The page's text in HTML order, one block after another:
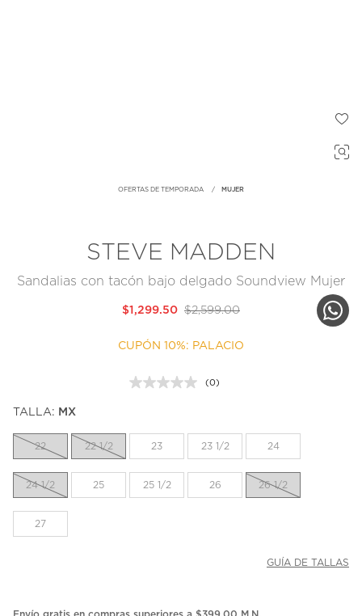
OFERTAS DE TEMPORADA MUJER
STEVE MADDEN
Sandalias con tacón bajo delgado Soundview Mujer
$2,599.00
$1,299.50
CUPÓN 10%: PALACIO
Sin
la
misma
(0)
TALLA: MX
22 22 1/2 23 23 1/2 24
24 1/2 25 25 1/2 26 26 1/2
27
GUÍA DE TALLAS